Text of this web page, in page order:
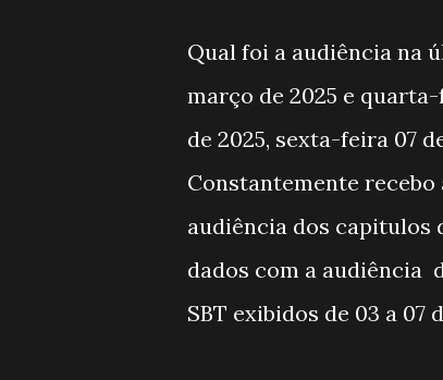
Qual foi a audiência na
março de 2025 e
de 2025, sexta-feira 07
Constantemente recebo
audiência dos capitulos
dados com a audiência
SBT exibidos de 03 a 07